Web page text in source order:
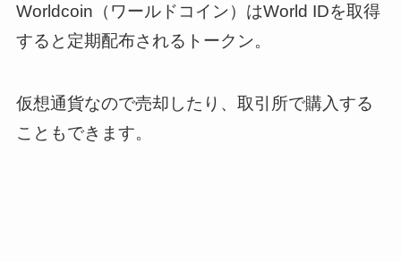
Worldcoin（ワールドコイン）はWorld IDを取得
すると定期配布されるトークン。
仮想通貨なので売却したり、取引所で購入する
こともできます。